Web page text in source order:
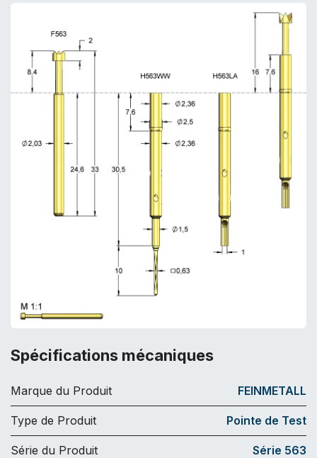
Spécifications mécaniques
Marque du Produit FEINMETALL
Type de Produit Pointe de Test
Série du Produit Série 563